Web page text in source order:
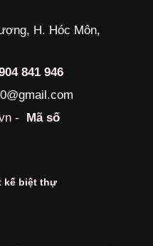
H. Hóc Môn,
841 946
- Mã số
kế biệt thự